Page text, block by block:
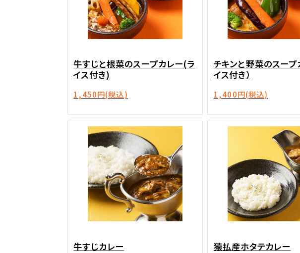
牛すじと根菜のスープカレー(ラ
イス付き)
1,450円(税込)
チキンと野菜のスープ
イス付き）
1,400円(税込)
牛すじカレー 猿払産ホタテカレー